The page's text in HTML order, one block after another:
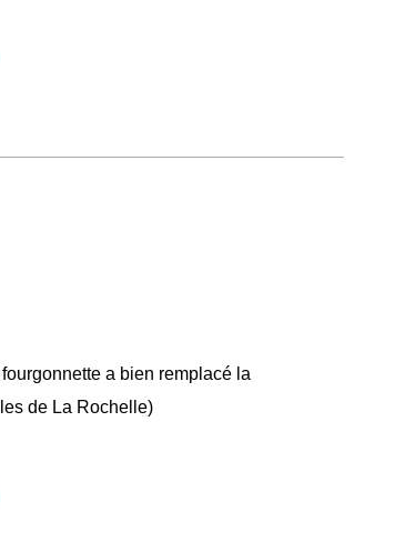
a bien remplacé la
de La Rochelle)